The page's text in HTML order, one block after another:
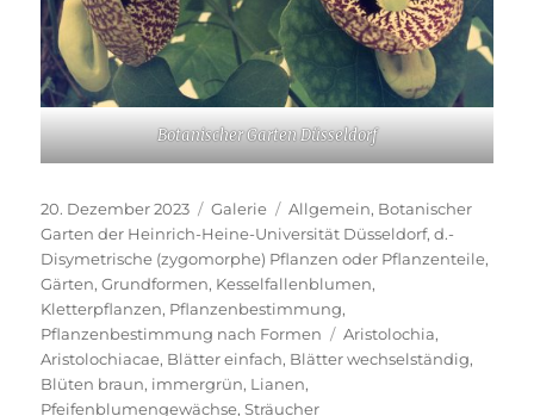
Botanischer Garten Düsseldorf
Veröffentlicht
am
20. Dezember 2023 Format
Galerie Kategorien
Allgemein, Botanischer
Garten der Heinrich-Heine-Universität Düsseldorf,d.-
Disymetrische (zygomorphe) Pflanzen oder Pflanzenteile,
Gärten,Grundformen, Kesselfallenblumen,
Kletterpflanzen, Pflanzenbestimmung,
Pflanzenbestimmung nach Formen
Schlagwörter
Aristolochia,
Aristolochiacae, Blätter einfach, Blätter wechselständig,
Blüten braun, immergrün, Lianen,
Pfeifenblumengewächse,Sträucher